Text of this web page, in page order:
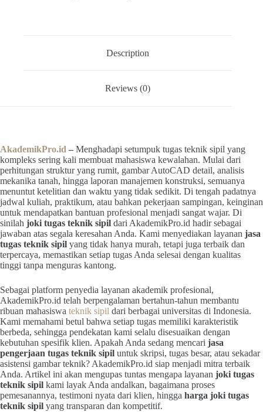
Description
Reviews (0)
AkademikPro.id – Menghadapi setumpuk tugas teknik sipil yang
kompleks sering kali membuat mahasiswa kewalahan. Mulai dari
perhitungan struktur yang rumit, gambar AutoCAD detail, analisis
mekanika tanah, hingga laporan manajemen konstruksi, semuanya
menuntut ketelitian dan waktu yang tidak sedikit. Di tengah padatnya
jadwal kuliah, praktikum, atau bahkan pekerjaan sampingan, keinginan
untuk mendapatkan bantuan profesional menjadi sangat wajar. Di
sinilah joki tugas teknik sipil dari AkademikPro.id hadir sebagai
jawaban atas segala keresahan Anda. Kami menyediakan layanan jasa
tugas teknik sipil yang tidak hanya murah, tetapi juga terbaik dan
terpercaya, memastikan setiap tugas Anda selesai dengan kualitas
tinggi tanpa menguras kantong.
Sebagai platform penyedia layanan akademik profesional,
AkademikPro.id telah berpengalaman bertahun-tahun membantu
ribuan mahasiswa teknik sipil dari berbagai universitas di Indonesia.
Kami memahami betul bahwa setiap tugas memiliki karakteristik
berbeda, sehingga pendekatan kami selalu disesuaikan dengan
kebutuhan spesifik klien. Apakah Anda sedang mencari jasa
pengerjaan tugas teknik sipil untuk skripsi, tugas besar, atau sekadar
asistensi gambar teknik? AkademikPro.id siap menjadi mitra terbaik
Anda. Artikel ini akan mengupas tuntas mengapa layanan joki tugas
teknik sipil kami layak Anda andalkan, bagaimana proses
pemesanannya, testimoni nyata dari klien, hingga harga joki tugas
teknik sipil yang transparan dan kompetitif.